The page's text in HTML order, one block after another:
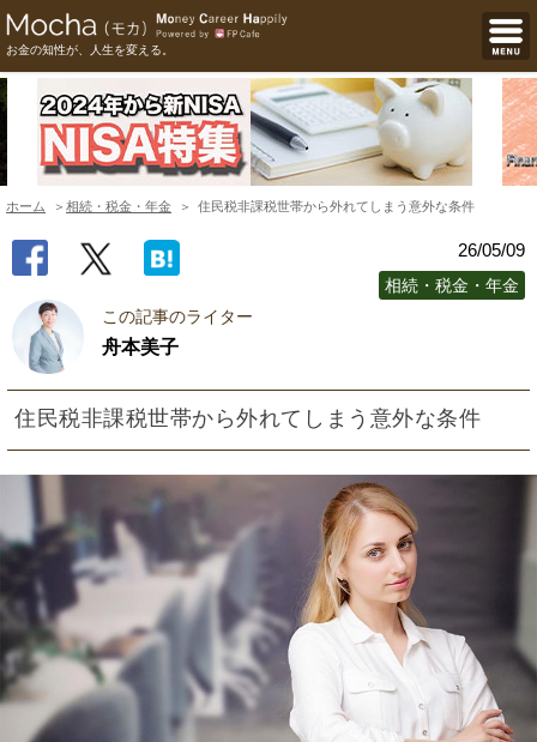
お金の知性が、人生を変える。
ホーム 相続・税金・年金 住民税非課税世帯から外れてしまう意外な条件
26/05/09
相続・税金・年金
この記事のライター
舟本美子
住民税非課税世帯から外れてしまう意外な条件